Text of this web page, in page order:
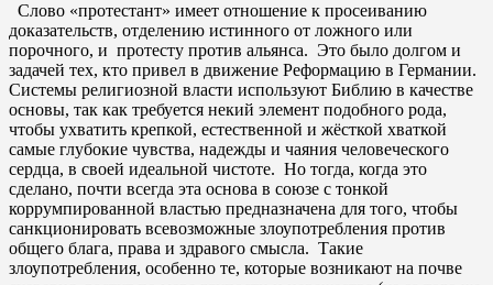
Слово «протестант» имеет отношение к просеиванию
доказательств, отделению истинного от ложного или
порочного, и протесту против альянса. Это было долгом и
задачей тех, кто привел в движение Реформацию в Германии.
Системы религиозной власти используют Библию в качестве
основы, так как требуется некий элемент подобного рода,
чтобы ухватить крепкой, естественной и жёсткой хваткой
самые глубокие чувства, надежды и чаяния человеческого
сердца, в своей идеальной чистоте. Но тогда, когда это
сделано, почти всегда эта основа в союзе с тонкой
коррумпированной властью предназначена для того, чтобы
санкционировать всевозможные злоупотребления против
общего блага, права и здравого смысла. Такие
злоупотребления, особенно те, которые возникают на почве